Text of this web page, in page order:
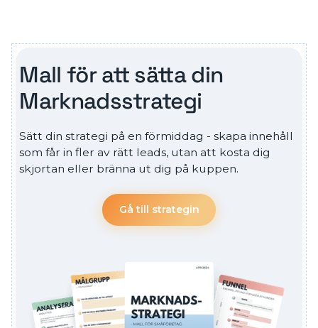
Mall för att sätta din
Marknadsstrategi
Sätt din strategi på en förmiddag - skapa innehåll
som får in fler av rätt leads, utan att kosta dig
skjortan eller bränna ut dig på kuppen.
Gå till strategin